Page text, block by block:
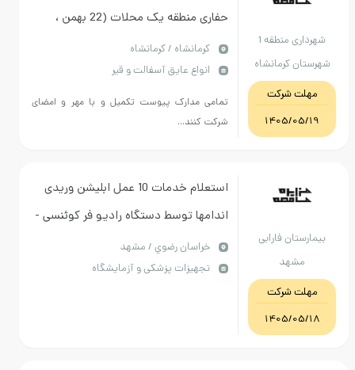
شهرداری منطقه 1
کرمانشاه
حفاری منطقه یک محلات (22 بهمن ،
گلستان ، برق)
كرمانشاه / کرمانشاه
انواع عایق آسفالت و قیر
تمامی مدارک پیوست تکمیل و با مهر و امضای
شرکت کنند...
فارابی
استعلام خدمات 10 عمل ابلیشن وریدی
اندامها توسط دستگاه رادیو فر کوئنسی -
داشتن نمایندگی معتبر الزامی می باشد
خراسان رضوي / مشهد
تجهیزات پزشکی و آزمایشگاه